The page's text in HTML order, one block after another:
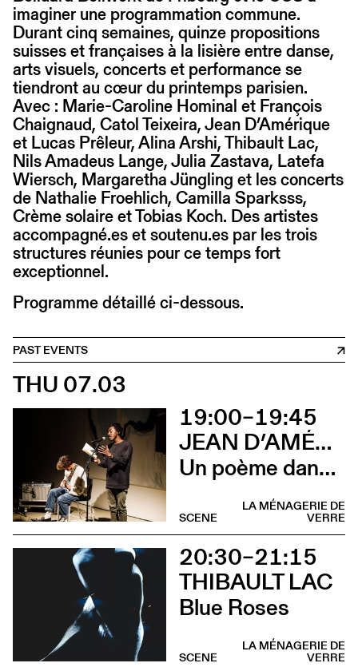
imaginer une programmation commune.
Durant cinq semaines, quinze propositions
suisses et françaises à la lisière entre danse,
arts visuels, concerts et performance se
tiendront au cœur du printemps parisien.
Avec : Marie-Caroline Hominal et François
Chaignaud, Catol Teixeira, Jean D’Amérique
et Lucas Prêleur, Alina Arshi, Thibault Lac,
Nils Amadeus Lange, Julia Zastava, Latefa
Wiersch, Margaretha Jüngling et les concerts
de Nathalie Froehlich, Camilla Sparksss,
Crème solaire et Tobias Koch. Des artistes
accompagné.es et soutenu.es par les trois
structures réunies pour ce temps fort
exceptionnel.
Programme détaillé ci-dessous.
PAST EVENTS
THU 07.03
19:00–19:45
JEAN D’AMÉRIQUE & LUCAS PRÊLEUR
Un poème dans la flaque rouge
LA MÉNAGERIE DE
VERRE
SCENE
20:30–21:15
THIBAULT LAC
Blue Roses
LA MÉNAGERIE DE
VERRE
SCENE